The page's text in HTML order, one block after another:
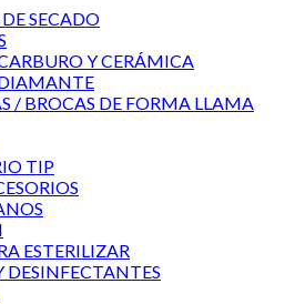
SECADO
Y CERÁMICA
DIAMANTE
/ BROCAS DE FORMA LLAMA
TIP
ESTERILIZAR
DESINFECTANTES